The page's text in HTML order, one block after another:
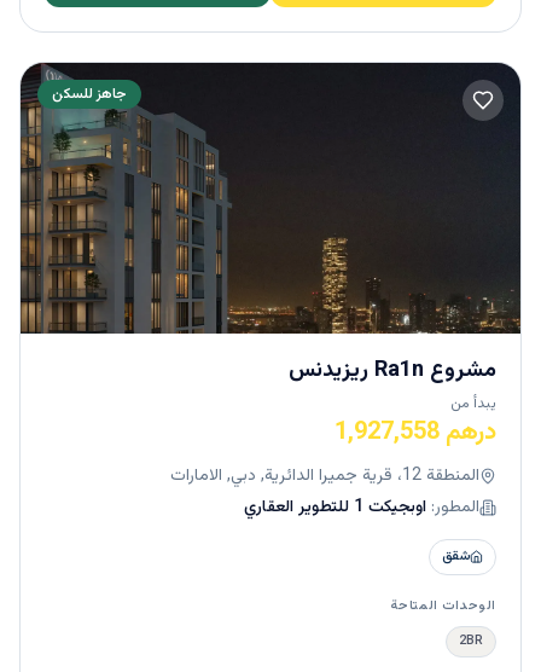
جاهز للسكن
مشروع Ra1n ريزيدنس
يبدأ من
درهم 1,927,558
المنطقة 12، قرية جميرا الدائرية, دبي, الامارات
المطور: اوبجيكت 1 للتطوير العقاري
شقق
الوحدات المتاحة
2BR